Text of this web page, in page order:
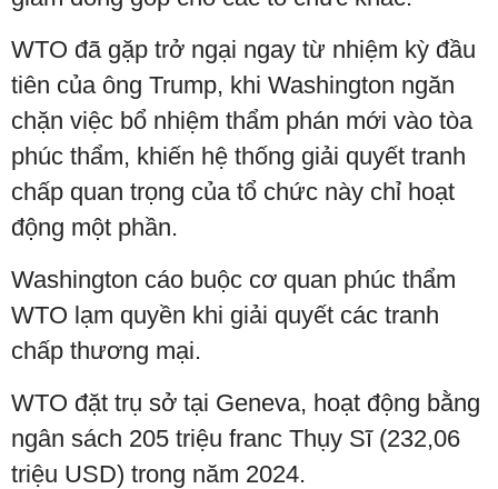
WTO đã gặp trở ngại ngay từ nhiệm kỳ đầu
tiên của ông Trump, khi Washington ngăn
chặn việc bổ nhiệm thẩm phán mới vào tòa
phúc thẩm, khiến hệ thống giải quyết tranh
chấp quan trọng của tổ chức này chỉ hoạt
động một phần.
Washington cáo buộc cơ quan phúc thẩm
WTO lạm quyền khi giải quyết các tranh
chấp thương mại.
WTO đặt trụ sở tại Geneva, hoạt động bằng
ngân sách 205 triệu franc Thụy Sĩ (232,06
triệu USD) trong năm 2024.